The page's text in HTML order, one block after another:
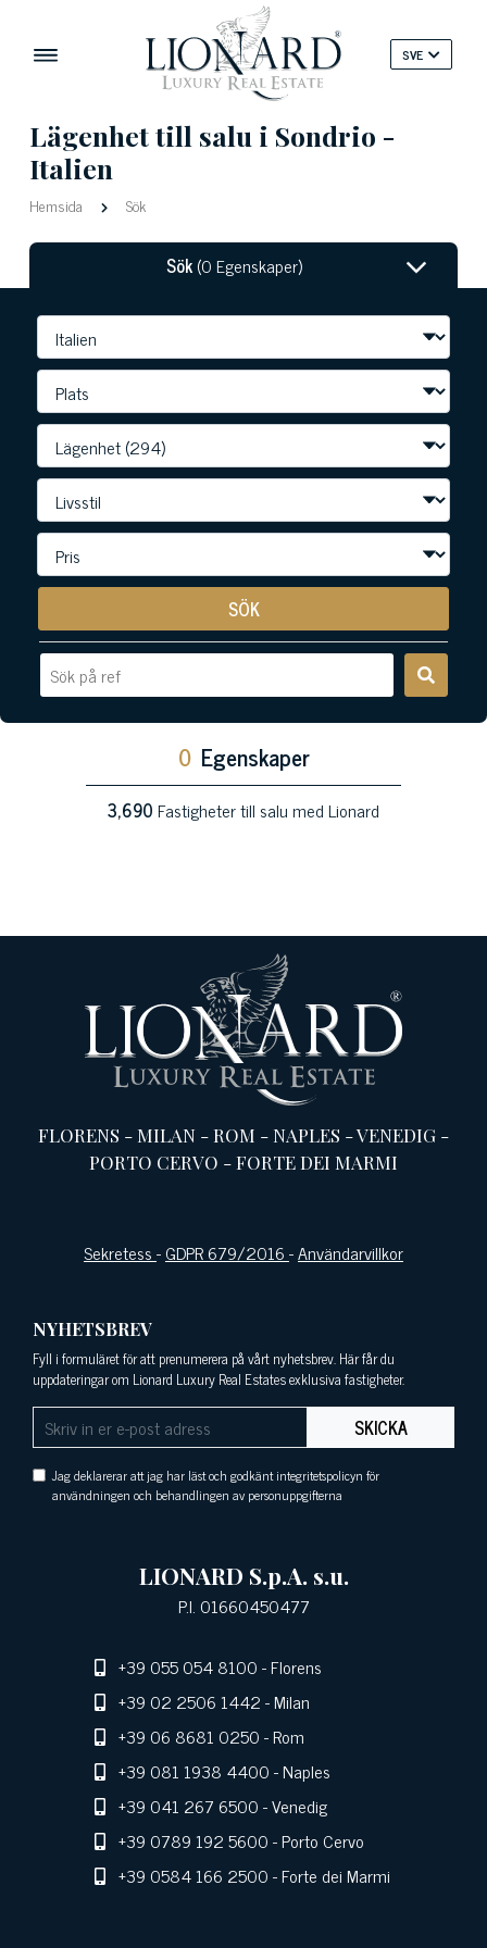
SVE
Lägenhet till salu i Sondrio -
Italien
Hemsida Sök
Sök(0 Egenskaper)
SÖK
0 Egenskaper
3,690Fastigheter till salu med Lionard
FLORENS -MILAN -ROM -NAPLES -VENEDIG -
PORTO CERVO -FORTE DEI MARMI
Sekretess-GDPR 679/2016-Användarvillkor
NYHETSBREV
Fyll i formuläret för att prenumerera på vårt nyhetsbrev. Här får du
uppdateringar om Lionard Luxury Real Estates exklusiva fastigheter.
SKICKA
Jag deklarerar att jag har läst och godkänt integritetspolicyn för
användningen och behandlingen av personuppgifterna
LIONARD S.p.A. s.u.
P.I. 01660450477
+39 055 054 8100- Florens
+39 02 2506 1442- Milan
+39 06 8681 0250- Rom
+39 081 1938 4400- Naples
+39 041 267 6500- Venedig
+39 0789 192 5600- Porto Cervo
+39 0584 166 2500- Forte dei Marmi